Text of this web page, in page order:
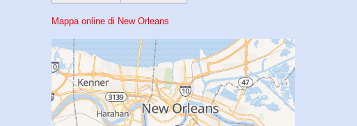
Mappa online di New Orleans